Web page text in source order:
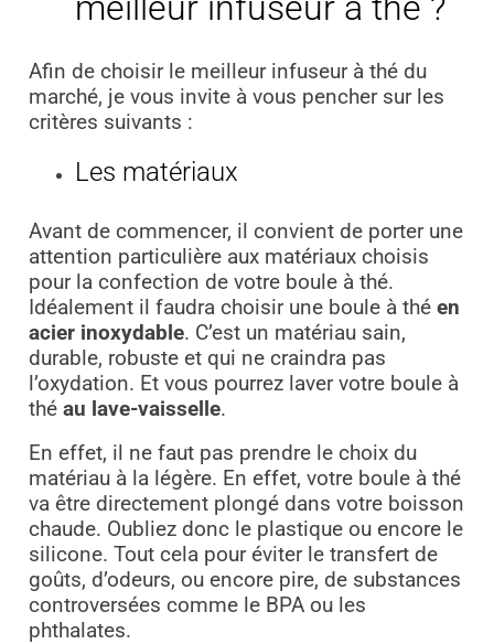
Afin de choisir le meilleur infuseur à thé du
marché, je vous invite à vous pencher sur les
critères suivants :
Les matériaux
Avant de commencer, il convient de porter une
attention particulière aux matériaux choisis
pour la confection de votre boule à thé.
Idéalement il faudra choisir une boule à thé en
acier inoxydable. C’est un matériau sain,
durable, robuste et qui ne craindra pas
l’oxydation. Et vous pourrez laver votre boule à
thé au lave-vaisselle.
En effet, il ne faut pas prendre le choix du
matériau à la légère. En effet, votre boule à thé
va être directement plongé dans votre boisson
chaude. Oubliez donc le plastique ou encore le
silicone. Tout cela pour éviter le transfert de
goûts, d’odeurs, ou encore pire, de substances
controversées comme le BPA ou les
phthalates.